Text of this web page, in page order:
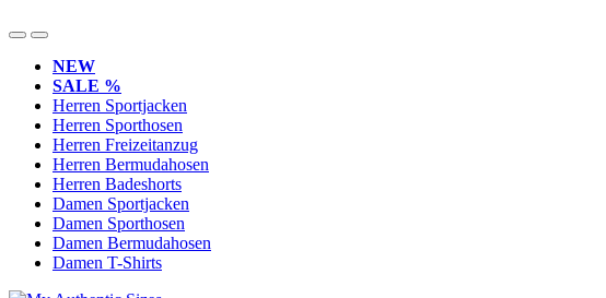
NEW
SALE %
Herren Sportjacken
Herren Sporthosen
Herren Freizeitanzug
Herren Bermudahosen
Herren Badeshorts
Damen Sportjacken
Damen Sporthosen
Damen Bermudahosen
Damen T-Shirts